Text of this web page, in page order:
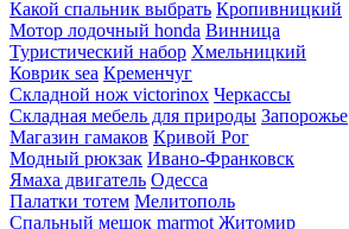
Какой спальник выбрать Кропивницкий
Мотор лодочный honda Винница
Туристический набор Хмельницкий
Коврик sea Кременчуг
Складной нож victorinox Черкассы
Складная мебель для природы Запорожье
Магазин гамаков Кривой Рог
Модный рюкзак Ивано-Франковск
Ямаха двигатель Одесса
Палатки тотем Мелитополь
Спальный мешок marmot Житомир